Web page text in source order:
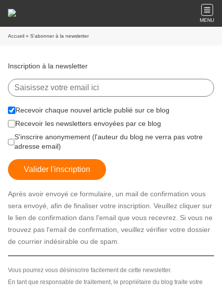
MENU
Accueil » S'abonner à la newsletter
Inscription à la newsletter
Recevoir chaque nouvel article publié sur ce blog
Recevoir les newsletters envoyées par ce blog
S'inscrire anonymement (l'auteur du blog ne verra pas votre
adresse email)
Valider l'inscription
Après avoir envoyé ce formulaire, un mail de confirmation vous
sera envoyé, afin de finaliser votre inscription. Veuillez cliquer sur
le lien de confirmation dans l'email que vous recevrez. Si vous ne
trouvez pas l'email de confirmation, veuillez vérifier votre dossier
de courrier indésirable ou de spam.
Vous pourrez vous désinscrire facilement de cette newsletter.
En tant que responsable de traitement, le propriétaire du blog traite votre